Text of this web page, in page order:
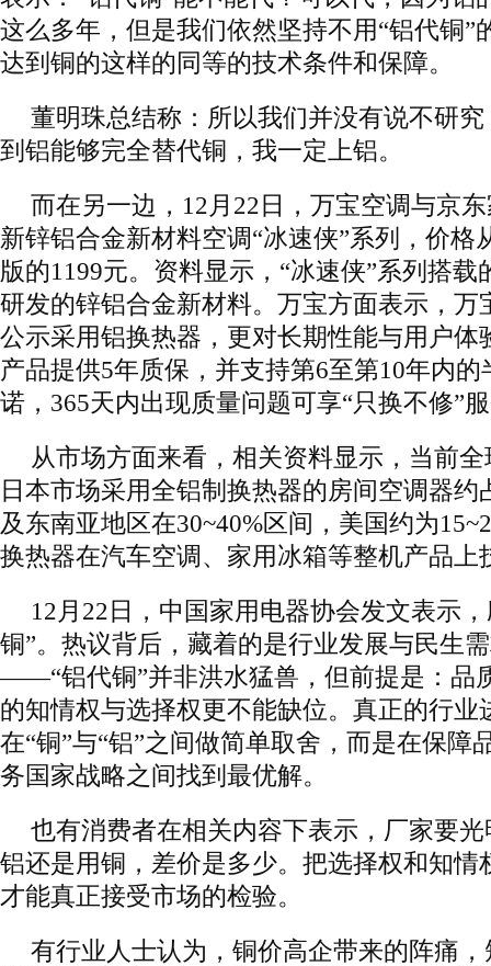
这么多年，但是我们依然坚持不用“铝代铜”
达到铜的这样的同等的技术条件和保障。
董明珠总结称：所以我们并没有说不研
到铝能够完全替代铜，我一定上铝。
而在另一边，12月22日，万宝空调与京
新锌铝合金新材料空调“冰速侠”系列，价格
版的1199元。资料显示，“冰速侠”系列搭
研发的锌铝合金新材料。万宝方面表示，万
公示采用铝换热器，更对长期性能与用户体
产品提供5年质保，并支持第6至第10年内
诺，365天内出现质量问题可享“只换不修”
从市场方面来看，相关资料显示，当前
日本市场采用全铝制换热器的房间空调器约
及东南亚地区在30~40%区间，美国约为
换热器在汽车空调、家用冰箱等整机产品上
12月22日，中国家用电器协会发文表示
铜”。热议背后，藏着的是行业发展与民生
——“铝代铜”并非洪水猛兽，但前提是：品
的知情权与选择权更不能缺位。真正的行业
在“铜”与“铝”之间做简单取舍，而是在保障
务国家战略之间找到最优解。
也有消费者在相关内容下表示，厂家要
铝还是用铜，差价是多少。把选择权和知情
才能真正接受市场的检验。
有行业人士认为，铜价高企带来的阵痛